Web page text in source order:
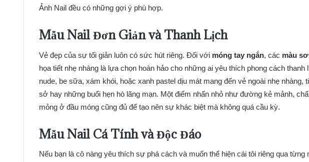
Ảnh Nail đều có những gợi ý phù hợp.
Mẫu Nail Đơn Giản và Thanh Lịch
Vẻ đẹp của sự tối giản luôn có sức hút riêng. Đối với móng tay ngắn, các màu
họa tiết nhẹ nhàng là lựa chọn hoàn hảo cho những ai yêu thích phong cách
nude, be sữa, xám khói, hoặc xanh pastel dịu mát mang đến vẻ ngoài nhẹ
sở hay những buổi hẹn hò lãng mạn. Một điểm nhấn nhỏ như đường kẻ mảnh,
mỏng ở đầu móng cũng đủ để tạo nên sự khác biệt mà không quá cầu kỳ.
Mẫu Nail Cá Tính và Độc Đáo
Nếu bạn là cô nàng yêu thích sự phá cách và muốn thể hiện cái tôi riêng qua từng